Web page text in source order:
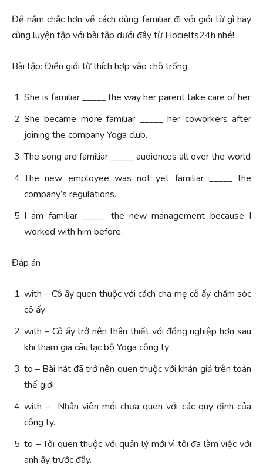
Để nắm chắc hơn về cách dùng familiar đi với giới từ gì hãy
cùng luyện tập với bài tập dưới đây từ Hocielts24h nhé!
Bài tập: Điền giới từ thích hợp vào chỗ trống
She is familiar _____ the way her parent take care of her
She became more familiar _____ her coworkers after
joining the company Yoga club.
The song are familiar _____ audiences all over the world
The new employee was not yet familiar _____ the
company’s regulations.
I am familiar _____ the new management because I
worked with him before.
Đáp án
with – Cô ấy quen thuộc với cách cha mẹ cô ấy chăm sóc
cô ấy
with – Cô ấy trở nên thân thiết với đồng nghiệp hơn sau
khi tham gia câu lạc bộ Yoga công ty
to – Bài hát đã trở nên quen thuộc với khán giả trên toàn
thế giới
with – Nhân viên mới chưa quen với các quy định của
công ty.
to – Tôi quen thuộc với quản lý mới vì tôi đã làm việc với
anh ấy trước đây.